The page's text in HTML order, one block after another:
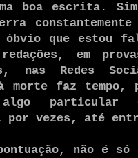
boa escrita.
que estou
em
Redes
morte faz
particular
por vezes, até
não é